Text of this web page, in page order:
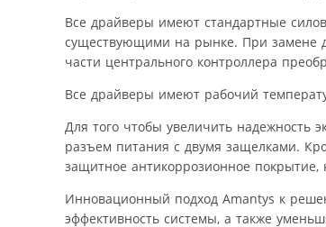
Все драйверы имеют стандартные
существующими на рынке. При замене
части центрального контроллера
Все драйверы имеют рабочий
Для того чтобы увеличить надежность
разъем питания с двумя защелками.
защитное антикоррозионное покрытие,
Инновационный подход Amantys к
эффективность системы, а также